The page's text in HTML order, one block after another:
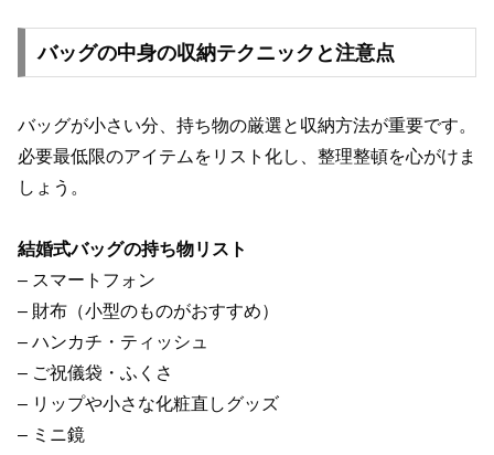
バッグの中身の収納テクニックと注意点
バッグが小さい分、持ち物の厳選と収納方法が重要です。
必要最低限のアイテムをリスト化し、整理整頓を心がけま
しょう。
結婚式バッグの持ち物リスト
– スマートフォン
– 財布（小型のものがおすすめ）
– ハンカチ・ティッシュ
– ご祝儀袋・ふくさ
– リップや小さな化粧直しグッズ
– ミニ鏡